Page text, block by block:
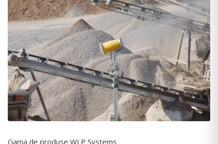
Gama de produse WLP Systems